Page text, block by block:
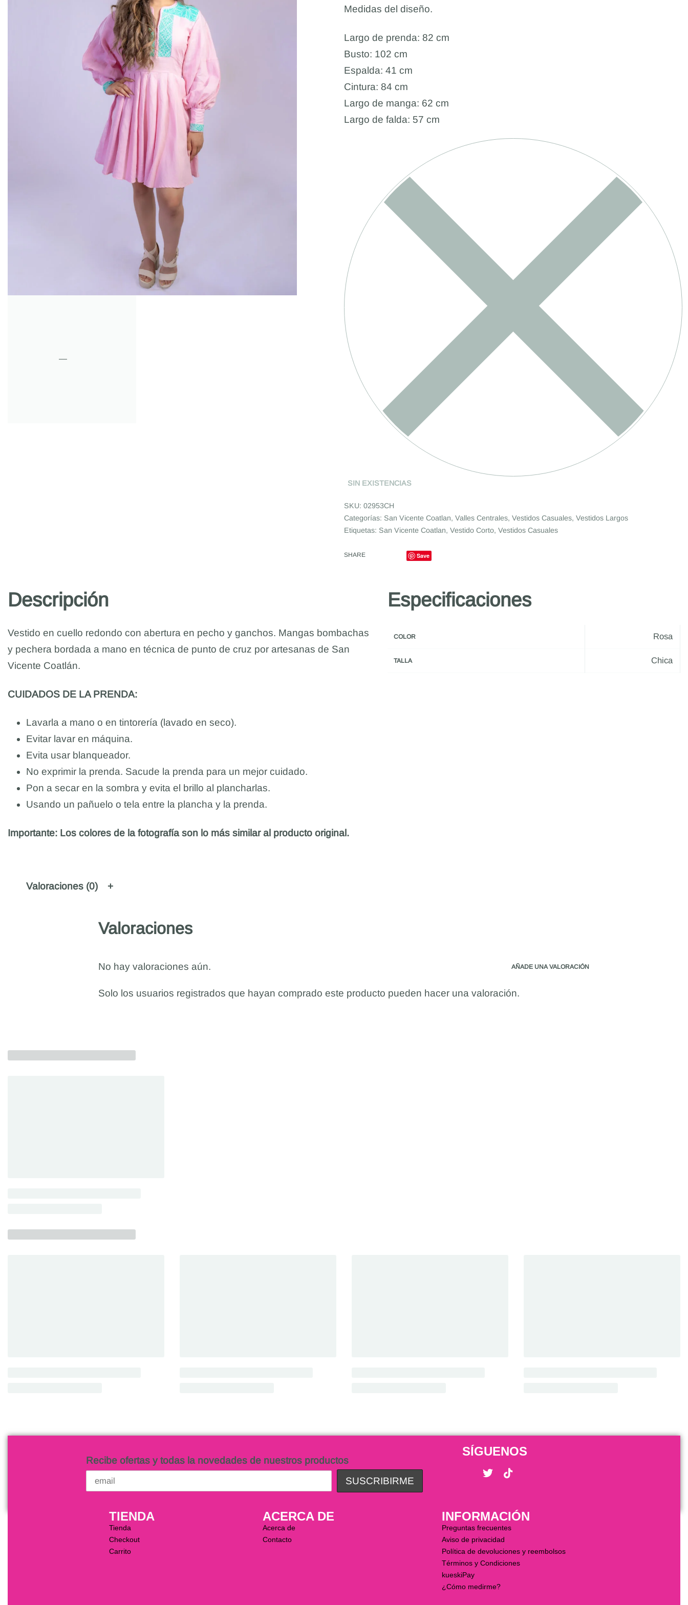
Medidas del diseño.
Largo de prenda: 82 cm
Busto: 102 cm
Espalda: 41 cm
Cintura: 84 cm
Largo de manga: 62 cm
Largo de falda: 57 cm
SIN EXISTENCIAS
02953CH
Categorías: San Vicente Coatlan, Valles Centrales, Vestidos Casuales, Vestidos Largos
Etiquetas: San Vicente Coatlan, Vestido Corto, Vestidos Casuales
SHARE Save
Descripción
Vestido en cuello redondo con abertura en pecho y ganchos. Mangas bombachas
y pechera bordada a mano en técnica de punto de cruz por artesanas de San
Vicente Coatlán.
CUIDADOS DE LA PRENDA:
Lavarla a mano o en tintorería (lavado en seco).
Evitar lavar en máquina.
Evita usar blanqueador.
No exprimir la prenda. Sacude la prenda para un mejor cuidado.
Pon a secar en la sombra y evita el brillo al plancharlas.
Usando un pañuelo o tela entre la plancha y la prenda.
Importante: Los colores de la fotografía son lo más similar al producto original.
Especificaciones
COLOR Rosa
TALLA Chica
Valoraciones (0)
Valoraciones
No hay valoraciones aún. AÑADE UNA VALORACIÓN
Solo los usuarios registrados que hayan comprado este producto pueden hacer una valoración.
Recibe ofertas y todas la novedades de nuestros productos
SÍGUENOS
TIENDA
Tienda
Checkout
Carrito
ACERCA DE
Acerca de
Contacto
INFORMACIÓN
Preguntas frecuentes
Aviso de privacidad
Política de devoluciones y reembolsos
Términos y Condiciones
kueskiPay
¿Cómo medirme?